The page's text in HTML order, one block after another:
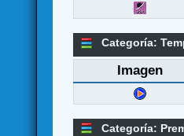
Categoría:
Imagen
Categoría: